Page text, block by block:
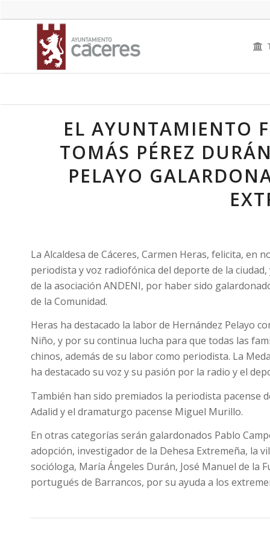
EL AYUNTAMIENTO
TOMÁS PÉREZ
PELAYO
La Alcaldesa de Cáceres, Carmen Heras, felicita,
periodista y voz radiofónica del deporte de la
de la asociación ANDENI, por haber sido
de la Comunidad.
Heras ha destacado la labor de Hernández Pelayo
Niño, y por su continua lucha para que todas las
chinos, además de su labor como periodista. La
ha destacado su voz y su pasión por la radio y el
También han sido premiados la periodista pacense
Adalid y el dramaturgo pacense Miguel Murillo.
En otras categorías serán galardonados Pablo
adopción, investigador de la Dehesa Extremeña, la
socióloga, María Ángeles Durán, José Manuel de la
portugués de Barrancos, por su ayuda a los